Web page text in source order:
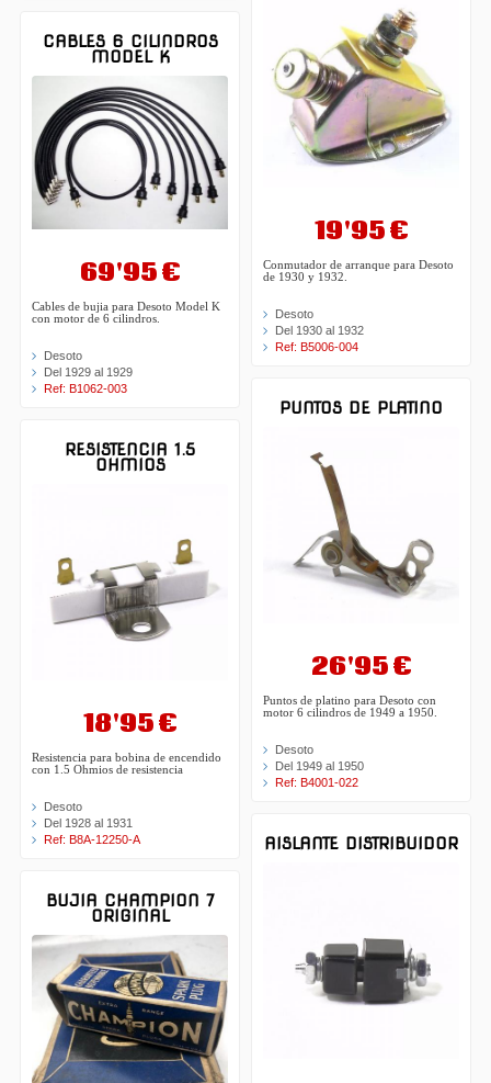
CABLES 6 CILINDROS
MODEL K
69'95 €
Cables de bujia para Desoto Model K
con motor de 6 cilindros.
Desoto
Del 1929 al 1929
Ref: B1062-003
RESISTENCIA 1.5
OHMIOS
18'95 €
Resistencia para bobina de encendido
con 1.5 Ohmios de resistencia
Desoto
Del 1928 al 1931
Ref: B8A-12250-A
BUJIA CHAMPION 7
ORIGINAL
19'95 €
Conmutador de arranque para Desoto
de 1930 y 1932.
Desoto
Del 1930 al 1932
Ref: B5006-004
PUNTOS DE PLATINO
26'95 €
Puntos de platino para Desoto con
motor 6 cilindros de 1949 a 1950.
Desoto
Del 1949 al 1950
Ref: B4001-022
AISLANTE DISTRIBUIDOR